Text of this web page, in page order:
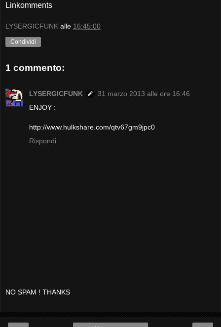
Linkomments
LYSERGICFUNK alle 16:45:00
Condividi
1 commento:
LYSERGICFUNK
31 marzo 2013 alle ore 16:46
ENJOY :
http://www.hulkshare.com/qtv67gm9jpc0
Rispondi
NO SPAM ! THANKS